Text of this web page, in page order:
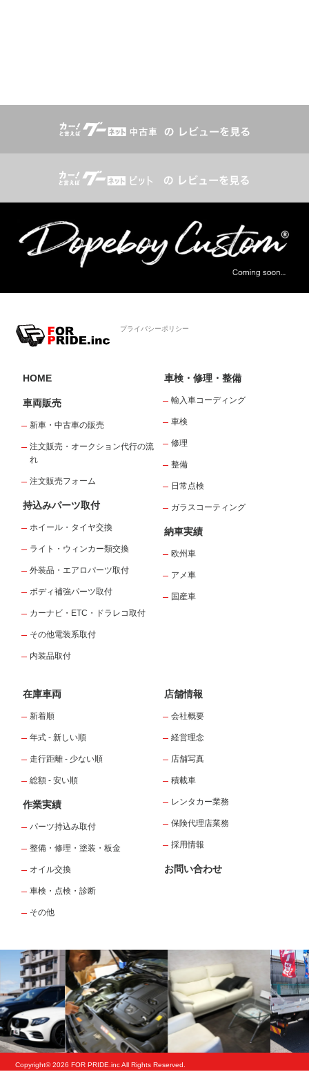
プライバシーポリシー
HOME
車両販売
新車・中古車の販売
注文販売・オークション代行の流
れ
注文販売フォーム
持込みパーツ取付
ホイール・タイヤ交換
ライト・ウィンカー類交換
外装品・エアロパーツ取付
ボディ補強パーツ取付
カーナビ・ETC・ドラレコ取付
その他電装系取付
内装品取付
車検・修理・整備
輸入車コーディング
車検
修理
整備
日常点検
ガラスコーティング
納車実績
欧州車
アメ車
国産車
在庫車両
新着順
年式 - 新しい順
走行距離 - 少ない順
総額 - 安い順
作業実績
パーツ持込み取付
整備・修理・塗装・板金
オイル交換
車検・点検・診断
その他
店舗情報
会社概要
経営理念
店舗写真
積載車
レンタカー業務
保険代理店業務
採用情報
お問い合わせ
Copyright© 2026 FOR PRIDE.inc All Rights Reserved.